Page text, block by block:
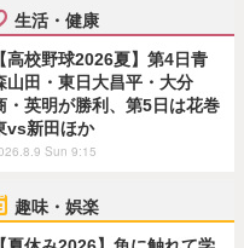
生活・健康
【高校野球2026夏】第4日青
山田・東日大昌平・大分
・英明が勝利、第5日は花巻
vs新田ほか
Sun 9:15
趣味・娯楽